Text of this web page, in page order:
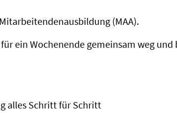
(MAA).
ein Wochenende gemeinsam weg
alles Schritt für Schritt